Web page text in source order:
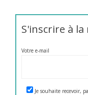
S'inscrire à
Votre e-mail
Je souhaite recevoir,